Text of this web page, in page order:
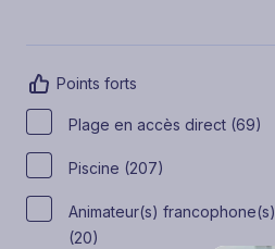
Points forts
Plage en accès direct (69)
Piscine (207)
Animateur(s) francophone(s)
(20)